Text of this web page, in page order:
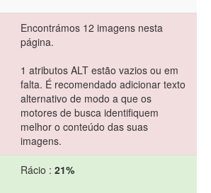
Encontrámos 12 imagens nesta
página.
1 atributos ALT estão vazios ou em
falta. É recomendado adicionar texto
alternativo de modo a que os
motores de busca identifiquem
melhor o conteúdo das suas
imagens.
Rácio : 21%